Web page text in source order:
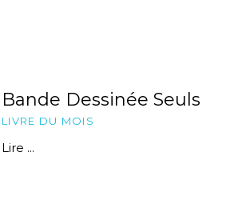
Bande Dessinée Seuls
LIVRE DU MOIS
Lire ...